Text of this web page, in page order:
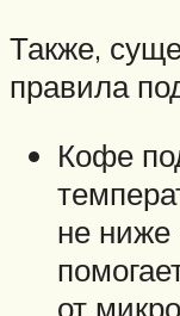
Также,
правила
Кофе
не ниже
от